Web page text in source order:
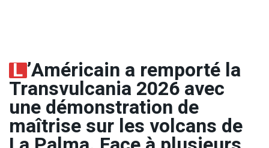
L’Américain a remporté la
Transvulcania 2026 avec
une démonstration de
maîtrise sur les volcans de